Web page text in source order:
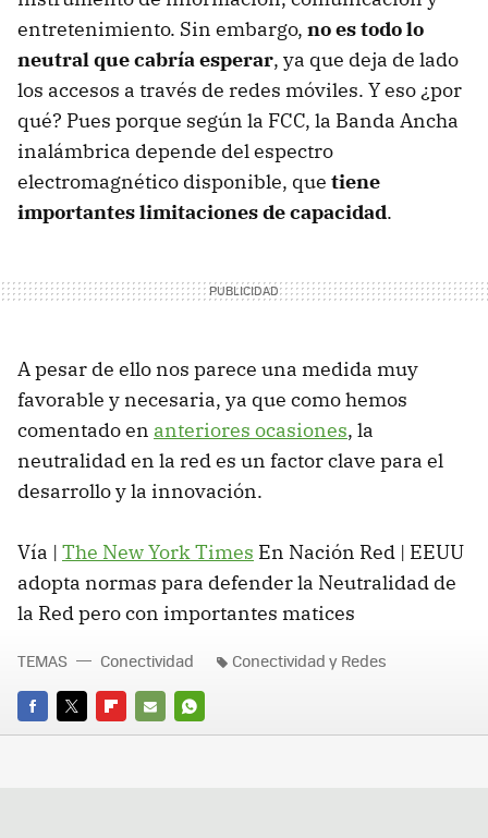
entretenimiento. Sin embargo, no es todo lo
neutral que cabría esperar, ya que deja de lado
los accesos a través de redes móviles. Y eso ¿por
qué? Pues porque según la FCC, la Banda Ancha
inalámbrica depende del espectro
electromagnético disponible, que tiene
importantes limitaciones de capacidad.
A pesar de ello nos parece una medida muy
favorable y necesaria, ya que como hemos
comentado en anteriores ocasiones, la
neutralidad en la red es un factor clave para el
desarrollo y la innovación.
Vía | The New York Times En Nación Red | EEUU
adopta normas para defender la Neutralidad de
la Red pero con importantes matices
FACEBOOK
TWITTERFLIPBOARD
E-
WHATSAPP
TEMAS Conectividad Conectividad y Redes